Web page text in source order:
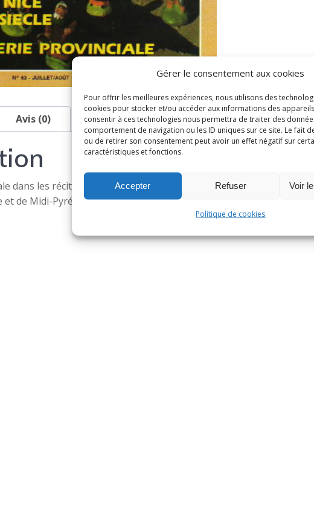
Gérer le consentement aux cookies
Pour offrir les meilleures expériences, nous utilisons des
cookies pour stocker et/ou accéder aux informations des
consentir à ces technologies nous permettra de traiter des
comportement de navigation ou les ID uniques sur ce site. Le fait
ou de retirer son consentement peut avoir un effet négatif sur
caractéristiques et fonctions.
Accepter Refuser Voir
Politique de cookies
Avis (0)
dans les récits de voyageurs en France. Généalogie et littérature:
de Midi-Pyrénées. Un capitaine au chômage en 1646.